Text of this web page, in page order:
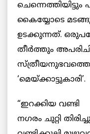
കൈയ്യോടെ
ഉടക്കുന്നത്.
തീർത്തും
സ്ത്രീയനുഭവത്തെ
‘മെയ്ക്കാട്ടുകാരി’.
“ഇറക്കിയ വണ്ടി
നഗരം ചുറ്റി